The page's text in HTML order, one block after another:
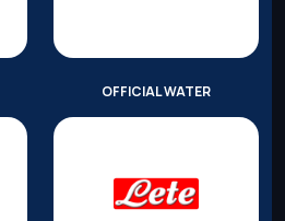
OFFICIAL WATER